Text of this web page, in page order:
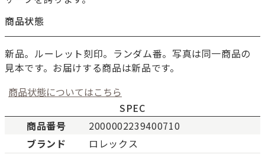
商品状態
新品。ルーレット刻印。ランダム番。写真は同一商品の
見本です。お届けする商品は新品です。
商品状態についてはこちら
SPEC
商品番号
2000002239400710
ブランド
ロレックス